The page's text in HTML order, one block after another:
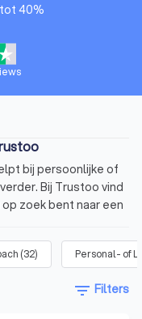
40%
bij persoonlijke of
Bij Trustoo vind
zoek bent naar een
coach vindt die
nog vier offertes
(32) Personal- of
filter_list Filters